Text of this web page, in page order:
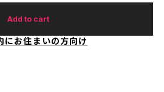
Add to cart
にお住まいの方向け